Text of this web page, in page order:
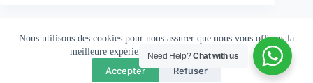
Nous utilisons des cookies pour nous assurer que nous vous offrons la
meilleure expérience possible sur notre site.
Accepter Refuser
Need Help?Chat with us